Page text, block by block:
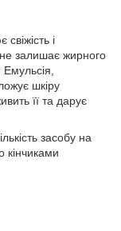
і
залишає жирного
шкіру
її та дарує
засобу на
кінчиками